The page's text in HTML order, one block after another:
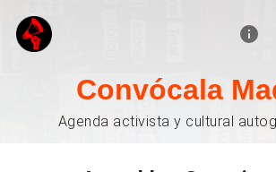
Convócala
Agenda activista y cultural